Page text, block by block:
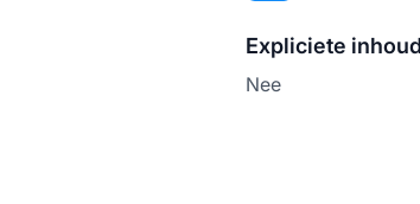
Expliciete inhoud
Nee